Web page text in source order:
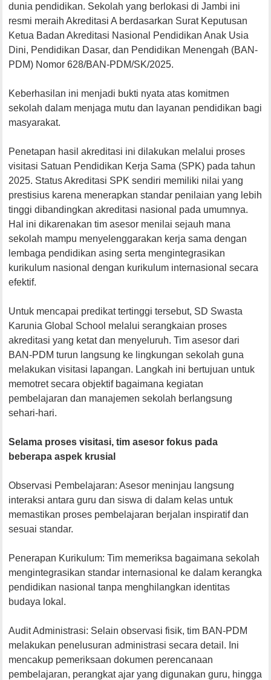
dunia pendidikan. Sekolah yang berlokasi di Jambi ini
resmi meraih Akreditasi A berdasarkan Surat Keputusan
Ketua Badan Akreditasi Nasional Pendidikan Anak Usia
Dini, Pendidikan Dasar, dan Pendidikan Menengah (BAN-
PDM) Nomor 628/BAN-PDM/SK/2025.
Keberhasilan ini menjadi bukti nyata atas komitmen
sekolah dalam menjaga mutu dan layanan pendidikan bagi
masyarakat.
Penetapan hasil akreditasi ini dilakukan melalui proses
visitasi Satuan Pendidikan Kerja Sama (SPK) pada tahun
2025. Status Akreditasi SPK sendiri memiliki nilai yang
prestisius karena menerapkan standar penilaian yang lebih
tinggi dibandingkan akreditasi nasional pada umumnya.
Hal ini dikarenakan tim asesor menilai sejauh mana
sekolah mampu menyelenggarakan kerja sama dengan
lembaga pendidikan asing serta mengintegrasikan
kurikulum nasional dengan kurikulum internasional secara
efektif.
Untuk mencapai predikat tertinggi tersebut, SD Swasta
Karunia Global School melalui serangkaian proses
akreditasi yang ketat dan menyeluruh. Tim asesor dari
BAN-PDM turun langsung ke lingkungan sekolah guna
melakukan visitasi lapangan. Langkah ini bertujuan untuk
memotret secara objektif bagaimana kegiatan
pembelajaran dan manajemen sekolah berlangsung
sehari-hari.
Selama proses visitasi, tim asesor fokus pada
beberapa aspek krusial
​Observasi Pembelajaran: Asesor meninjau langsung
interaksi antara guru dan siswa di dalam kelas untuk
memastikan proses pembelajaran berjalan inspiratif dan
sesuai standar.
​Penerapan Kurikulum: Tim memeriksa bagaimana sekolah
mengintegrasikan standar internasional ke dalam kerangka
pendidikan nasional tanpa menghilangkan identitas
budaya lokal.
​Audit Administrasi: Selain observasi fisik, tim BAN-PDM
melakukan penelusuran administrasi secara detail. Ini
mencakup pemeriksaan dokumen perencanaan
pembelajaran, perangkat ajar yang digunakan guru, hingga